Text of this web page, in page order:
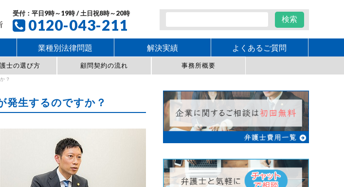
受付：平日9時～19時 / 土日祝8時～20時
0120-043-211
業種別法律問題 解決実績 よくあるご質問
士の選び方 顧問契約の流れ 事務所概要
？
発生するのですか？